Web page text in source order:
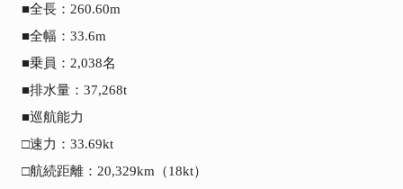
■全長：260.60m
■全幅：33.6m
■乗員：2,038名
■排水量：37,268t
■巡航能力
□速力：33.69kt
□航続距離：20,329km（18kt）